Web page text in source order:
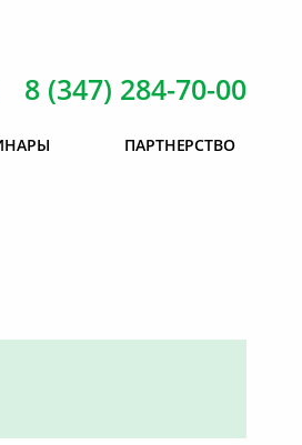
8 (347) 284-70-00
ПАРТНЕРСТВО